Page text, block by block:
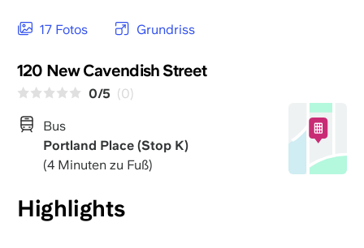
17 Fotos Grundriss
120 New Cavendish Street
0/5 (0)
Bus
Portland Place (Stop K)
(4 Minuten zu Fuß)
Highlights